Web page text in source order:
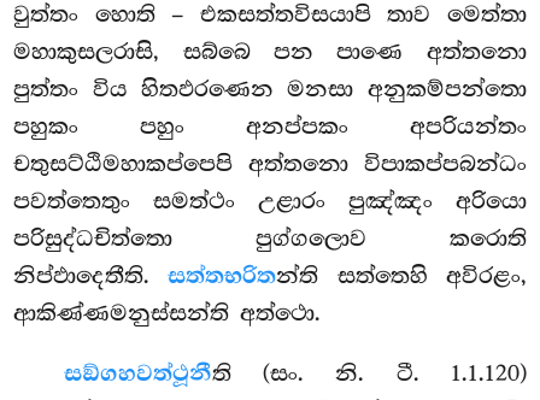
වුත්තං හොති – එකසත්තවිසයාපි තාව මෙත්තා
මහාකුසලරාසි, සබ්බෙ පන පාණෙ අත්තනො
පුත්තං විය හිතඵරණෙන මනසා අනුකම්පන්තො
පහුකං පහුං අනප්පකං අපරියන්තං
චතුසට්ඨිමහාකප්පෙපි අත්තනො විපාකප්පබන්ධං
පවත්තෙතුං සමත්ථං උළාරං පුඤ්ඤං අරියො
පරිසුද්ධචිත්තො පුග්ගලොව කරොති
නිප්ඵාදෙතීති.සත්තභරිතන්ති සත්තෙහි අවිරළං,
ආකිණ්ණමනුස්සන්ති අත්ථො.
සඞ්ගහවත්ථූනීති (සං. නි. ටී. 1.1.120)